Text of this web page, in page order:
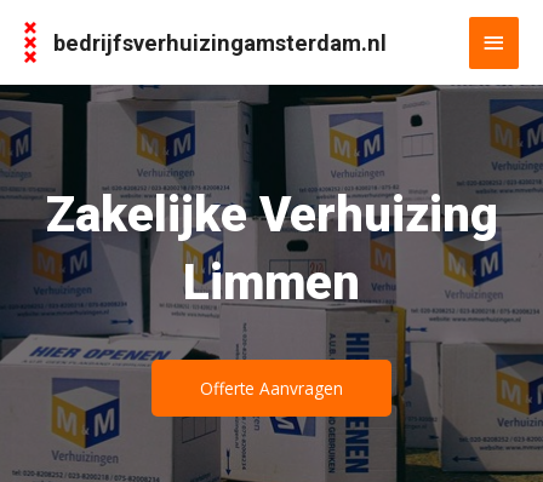
bedrijfsverhuizingamsterdam.nl
Zakelijke Verhuizing
Limmen
Offerte Aanvragen